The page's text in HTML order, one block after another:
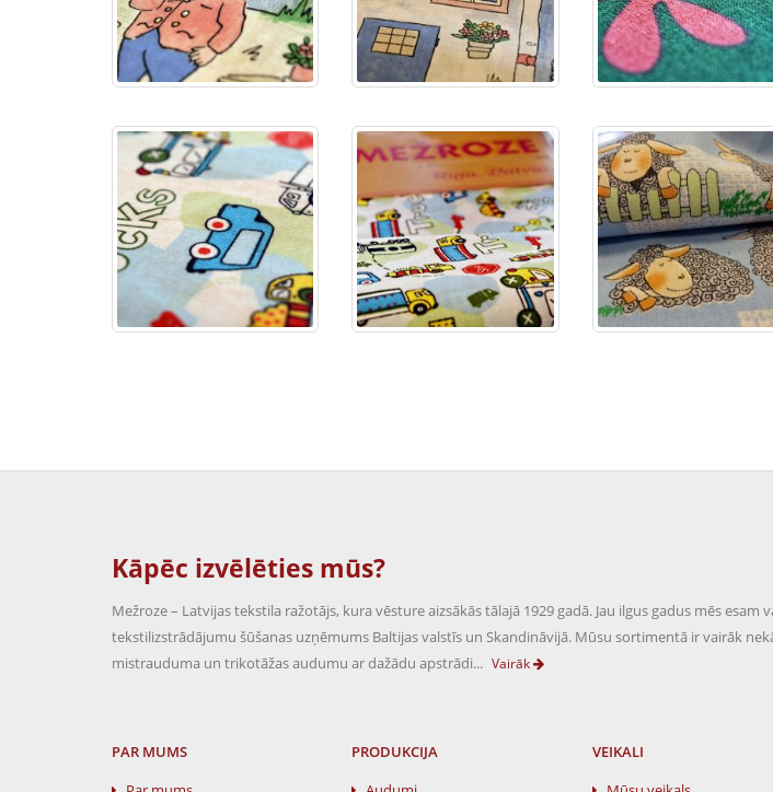
Kāpēc izvēlēties mūs?
Mežroze – Latvijas tekstila ražotājs, kura vēsture aizsākās tālajā 1929 gadā. Jau ilgus gadus mēs esam
tekstilizstrādājumu šūšanas uzņēmums Baltijas valstīs un Skandināvijā. Mūsu sortimentā ir vairāk
mistrauduma un trikotāžas audumu ar dažādu apstrādi... Vairāk
PAR MUMS PRODUKCIJA VEIKALI